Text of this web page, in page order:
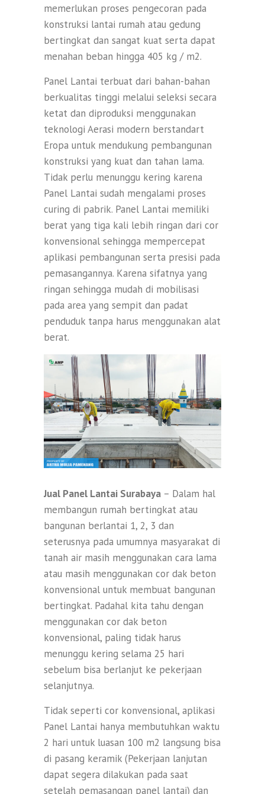
memerlukan proses pengecoran pada
konstruksi lantai rumah atau gedung
bertingkat dan sangat kuat serta dapat
menahan beban hingga 405 kg / m2.
Panel Lantai terbuat dari bahan-bahan
berkualitas tinggi melalui seleksi secara
ketat dan diproduksi menggunakan
teknologi Aerasi modern berstandart
Eropa untuk mendukung pembangunan
konstruksi yang kuat dan tahan lama.
Tidak perlu menunggu kering karena
Panel Lantai sudah mengalami proses
curing di pabrik. Panel Lantai memiliki
berat yang tiga kali lebih ringan dari cor
konvensional sehingga mempercepat
aplikasi pembangunan serta presisi pada
pemasangannya. Karena sifatnya yang
ringan sehingga mudah di mobilisasi
pada area yang sempit dan padat
penduduk tanpa harus menggunakan alat
berat.
Jual Panel Lantai Surabaya – Dalam hal
membangun rumah bertingkat atau
bangunan berlantai 1, 2, 3 dan
seterusnya pada umumnya masyarakat di
tanah air masih menggunakan cara lama
atau masih menggunakan cor dak beton
konvensional untuk membuat bangunan
bertingkat. Padahal kita tahu dengan
menggunakan cor dak beton
konvensional, paling tidak harus
menunggu kering selama 25 hari
sebelum bisa berlanjut ke pekerjaan
selanjutnya.
Tidak seperti cor konvensional, aplikasi
Panel Lantai hanya membutuhkan waktu
2 hari untuk luasan 100 m2 langsung bisa
di pasang keramik (Pekerjaan lanjutan
dapat segera dilakukan pada saat
setelah pemasangan panel lantai) dan